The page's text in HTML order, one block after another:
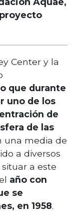
Center y la
que durante
uno de los
de
de las
una media de
a diversos
a este
año con
se
en 1958.